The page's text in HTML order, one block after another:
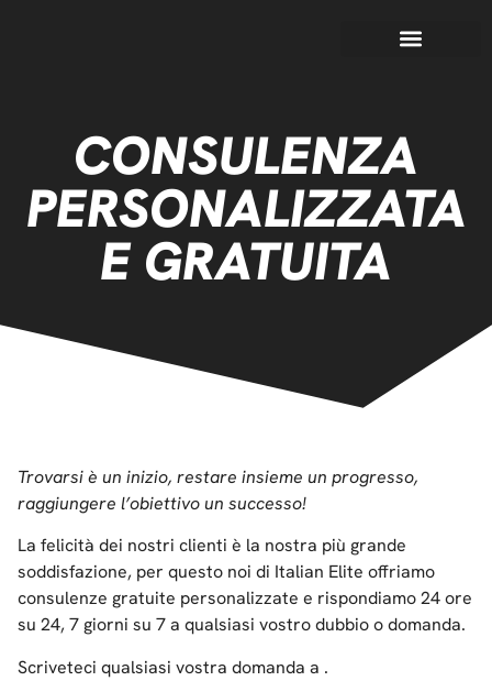
CONSULENZA
PERSONALIZZATA
E GRATUITA
Trovarsi è un inizio, restare insieme un progresso,
raggiungere l’obiettivo un successo!
La felicità dei nostri clienti è la nostra più grande
soddisfazione, per questo noi di Italian Elite offriamo
consulenze gratuite personalizzate e rispondiamo 24 ore
su 24, 7 giorni su 7 a qualsiasi vostro dubbio o domanda.
Scriveteci qualsiasi vostra domanda a .